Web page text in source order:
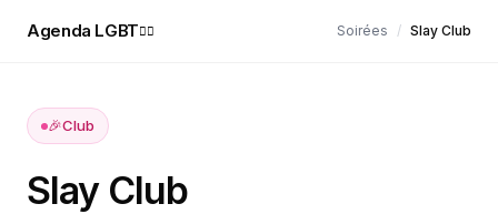
Agenda LGBT🏳️‍🌈 Soirées / Slay Club
🎉Club
Slay Club